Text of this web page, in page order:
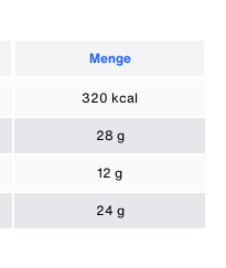
Menge
320 kcal
28 g
12 g
24 g